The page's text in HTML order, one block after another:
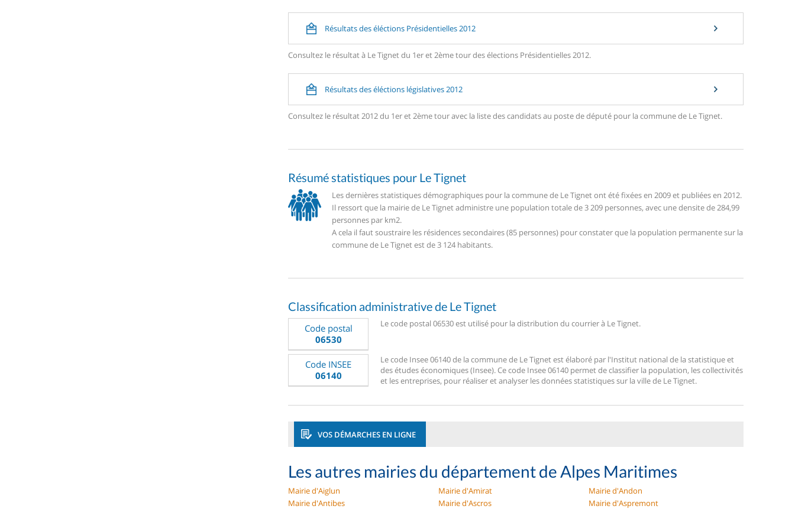
Résultats des éléctions Présidentielles 2012
Consultez le résultat à Le Tignet du 1er et 2ème tour des élections Présidentielles 2012.
Résultats des éléctions législatives 2012
Consultez le résultat 2012 du 1er et 2ème tour avec la liste des candidats au poste de député pour la commune de Le Tignet.
Résumé statistiques pour Le Tignet
Les dernières statistiques démographiques pour la commune de Le Tignet ont été fixées en 2009 et publiées en 2012.
Il ressort que la mairie de Le Tignet administre une population totale de 3 209 personnes, avec une densite de 284,99
personnes par km2.
A cela il faut soustraire les résidences secondaires (85 personnes) pour constater que la population permanente sur la
commune de Le Tignet est de 3 124 habitants.
Classification administrative de Le Tignet
Code postal
06530
Le code postal 06530 est utilisé pour la distribution du courrier à Le Tignet.
Code INSEE
06140
Le code Insee 06140 de la commune de Le Tignet est élaboré par l'Institut national de la statistique et
des études économiques (Insee). Ce code Insee 06140 permet de classifier la population, les collectivités
et les entreprises, pour réaliser et analyser les données statistiques sur la ville de Le Tignet.
VOS DÉMARCHES EN LIGNE
Les autres mairies du département de Alpes Maritimes
Mairie d'Aiglun Mairie d'Amirat
Mairie d'Andon
Mairie d'Antibes
Mairie d'Ascros
Mairie d'Aspremont